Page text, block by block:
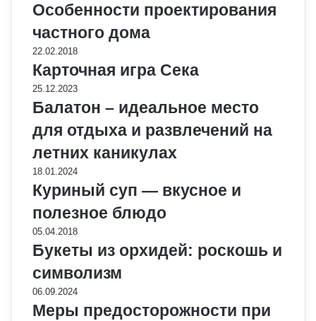
Особенности проектирования
частного дома
22.02.2018
Карточная игра Сека
25.12.2023
Балатон – идеальное место
для отдыха и развлечений на
летних каникулах
18.01.2024
Куриный суп — вкусное и
полезное блюдо
05.04.2018
Букеты из орхидей: роскошь и
символизм
06.09.2024
Меры предосторожности при